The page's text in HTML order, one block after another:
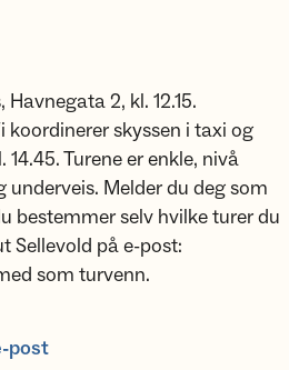
2, kl. 12.15.
skyssen i taxi og
Turene er enkle, nivå
Melder du deg som
bestemmer selv hvilke turer du
Sellevold på e-post:
som turvenn.
post